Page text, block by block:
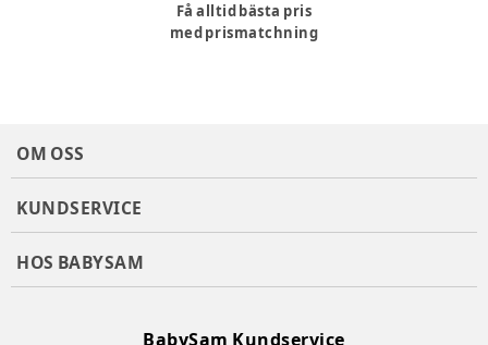
Få alltid bästa pris
med prismatchning
OM OSS
KUNDSERVICE
HOS BABYSAM
BabySam Kundservice